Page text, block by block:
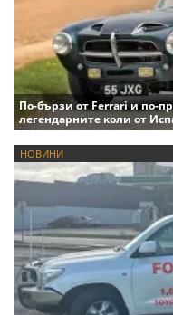
По-бързи от Ferrari и по-
легендарните коли от
НОВИНИ